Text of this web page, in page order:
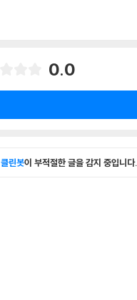
0.0
클린봇이 부적절한 글을 감지 중입니다.